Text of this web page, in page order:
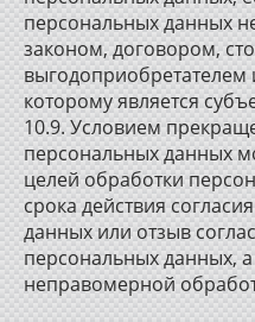
персональных данных
законом, договором,
которому является
10.9. Условием
персональных данных
целей обработки
срока действия
данных или отзыв
персональных данных,
неправомерной